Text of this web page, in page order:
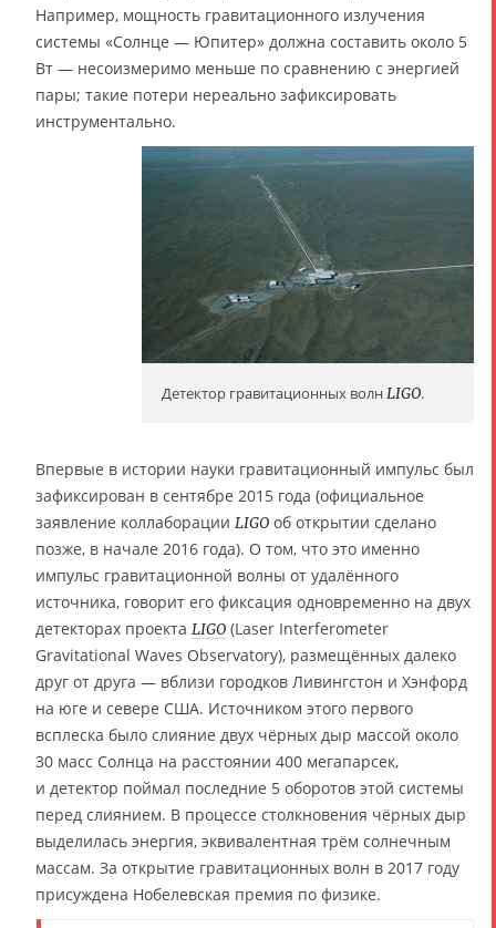
Например, мощность гравитационного излучения
системы «Солнце — Юпитер» должна составить около 5
Вт — несоизмеримо меньше по сравнению с энергией
пары; такие потери нереально зафиксировать
инструментально.
Детектор гравитационных волн LIGO.
Впервые в истории науки гравитационный импульс был
зафиксирован в сентябре 2015 года (официальное
заявление коллаборации LIGO об открытии сделано
позже, в начале 2016 года). О том, что это именно
импульс гравитационной волны от удалённого
источника, говорит его фиксация одновременно на двух
детекторах проекта LIGO (Laser Interferometer
Gravitational Waves Observatory), размещённых далеко
друг от друга — вблизи городков Ливингстон и Хэнфорд
на юге и севере США. Источником этого первого
всплеска было слияние двух чёрных дыр массой около
30 масс Солнца на расстоянии 400 мегапарсек,
и детектор поймал последние 5 оборотов этой системы
перед слиянием. В процессе столкновения чёрных дыр
выделилась энергия, эквивалентная трём солнечным
массам. За открытие гравитационных волн в 2017 году
присуждена Нобелевская премия по физике.